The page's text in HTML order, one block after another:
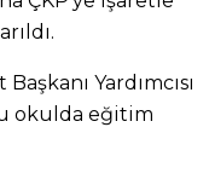
Yardımcısı
okulda eğitim